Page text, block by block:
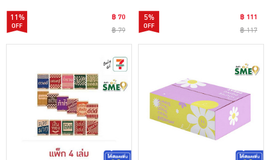
11%
฿ 70
฿ 79
5%
฿ 111
฿ 117